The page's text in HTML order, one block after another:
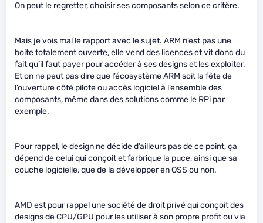
On peut le regretter, choisir ses composants selon ce critère.
Mais je vois mal le rapport avec le sujet. ARM n’est pas une
boite totalement ouverte, elle vend des licences et vit donc du
fait qu’il faut payer pour accéder à ses designs et les exploiter.
Et on ne peut pas dire que l’écosystème ARM soit la fête de
l’ouverture côté pilote ou accès logiciel à l’ensemble des
composants, même dans des solutions comme le RPi par
exemple.
Pour rappel, le design ne décide d’ailleurs pas de ce point, ça
dépend de celui qui conçoit et farbrique la puce, ainsi que sa
couche logicielle, que de la développer en OSS ou non.
AMD est pour rappel une société de droit privé qui conçoit des
designs de CPU/GPU pour les utiliser à son propre profit ou via